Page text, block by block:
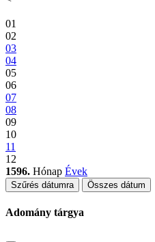
01
02
03
04
05
06
07
08
09
10
11
12
1596. Hónap Évek
Szűrés dátumra Összes dátum
Adomány tárgya